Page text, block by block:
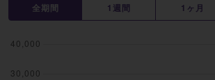
全期間 1週間 1ヶ月